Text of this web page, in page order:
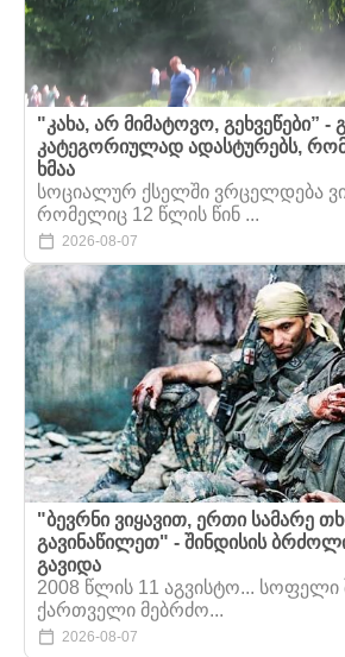
"კახა, არ მიმატოვო, გეხვეწები” -
კატეგორიულად ადასტურებს, რომ
ხმაა
სოციალურ ქსელში ვრცელდება
რომელიც 12 წლის წინ ...
2026-08-07
"ბევრნი ვიყავით, ერთი სამარე
გავინაწილეთ" - შინდისის
გავიდა
2008 წლის 11 აგვისტო... სოფელი
ქართველი მებრძო...
2026-08-07